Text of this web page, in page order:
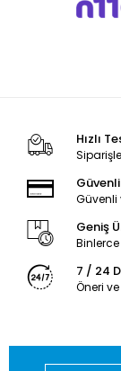
Hızlı
Güvenli
Geniş
7 / 24
Öneri